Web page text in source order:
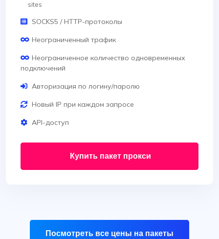
sites
SOCKS5 / HTTP-протоколы
Неограниченный трафик
Неограниченное количество одновременных
подключений
Авторизация по логину/паролю
Новый IP при каждом запросе
API-доступ
Купить пакет прокси
Посмотреть все цены на пакеты